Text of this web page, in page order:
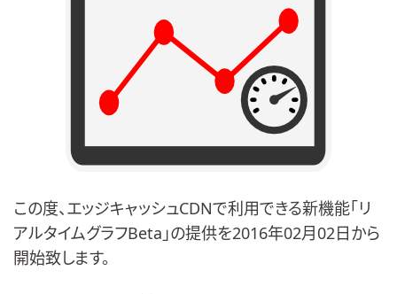
この度、エッジキャッシュCDNで利用できる新機能「リ
アルタイムグラフBeta」の提供を2016年02月02日から
開始致します。